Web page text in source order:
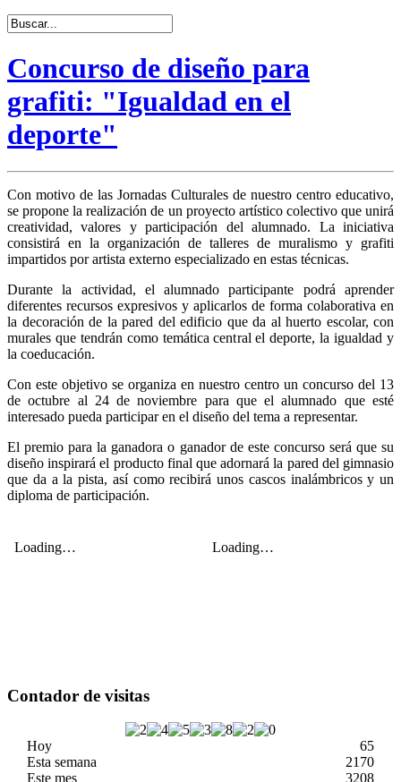
Concurso de diseño para
grafiti: "Igualdad en el
deporte"
Con motivo de las Jornadas Culturales de nuestro centro educativo,
se propone la realización de un proyecto artístico colectivo que unirá
creatividad, valores y participación del alumnado. La iniciativa
consistirá en la organización de talleres de muralismo y grafiti
impartidos por artista externo especializado en estas técnicas.
Durante la actividad, el alumnado participante podrá aprender
diferentes recursos expresivos y aplicarlos de forma colaborativa en
la decoración de la pared del edificio que da al huerto escolar, con
murales que tendrán como temática central el deporte, la igualdad y
la coeducación.
Con este objetivo se organiza en nuestro centro un concurso del 13
de octubre al 24 de noviembre para que el alumnado que esté
interesado pueda participar en el diseño del tema a representar.
El premio para la ganadora o ganador de este concurso será que su
diseño inspirará el producto final que adornará la pared del gimnasio
que da a la pista, así como recibirá unos cascos inalámbricos y un
diploma de participación.
Contador de visitas
Hoy
65
Esta semana
2170
Este mes
3208